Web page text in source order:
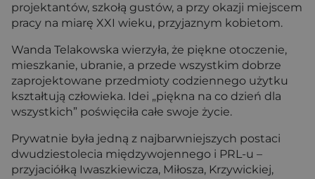
projektantów, szkołą gustów, a przy okazji miejscem
pracy na miarę XXI wieku, przyjaznym kobietom.
Wanda Telakowska wierzyła, że piękne otoczenie,
mieszkanie, ubranie, a przede wszystkim dobrze
zaprojektowane przedmioty codziennego użytku
kształtują człowieka. Idei „piękna na co dzień dla
wszystkich” poświęciła całe swoje życie.
Prywatnie była jedną z najbarwniejszych postaci
dwudziestolecia międzywojennego i PRL-u –
przyjaciółką Iwaszkiewicza, Miłosza, Krzywickiej,